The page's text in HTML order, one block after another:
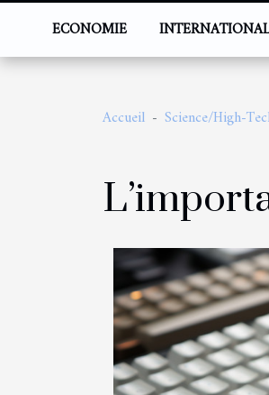
ECONOMIE
Accueil Science/High-